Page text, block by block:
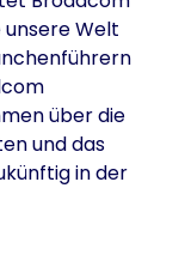
unsere Welt
über die
und das
in der